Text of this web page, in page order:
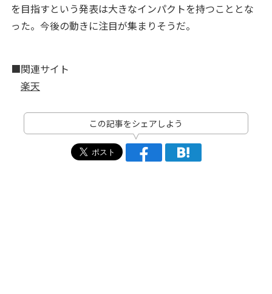
を目指すという発表は大きなインパクトを持つこととな
った。今後の動きに注目が集まりそうだ。
■関連サイト
楽天
この記事をシェアしよう